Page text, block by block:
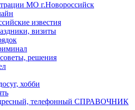
МО г.Новороссийск
известия
визиты
решения
хобби
телефонный СПРАВОЧНИК